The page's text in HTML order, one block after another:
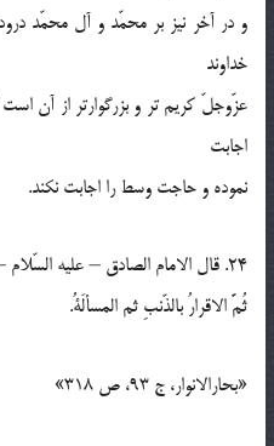
و در آخر نيز بر محمّد و آل محمّد
خداوند
عزّوجلّ كريم تر و بزرگوارتر از آن
اجابت
نموده و حاجت وسط را اجابت نكند.
24. قال الامام الصادق – عليه السّلام – : إنّما هي المَدْحَة
ثُمَّ الاقرارُ بالذّنبِ ثم المسألَةُ.
«بحارالانوار، ج 93، ص 318»